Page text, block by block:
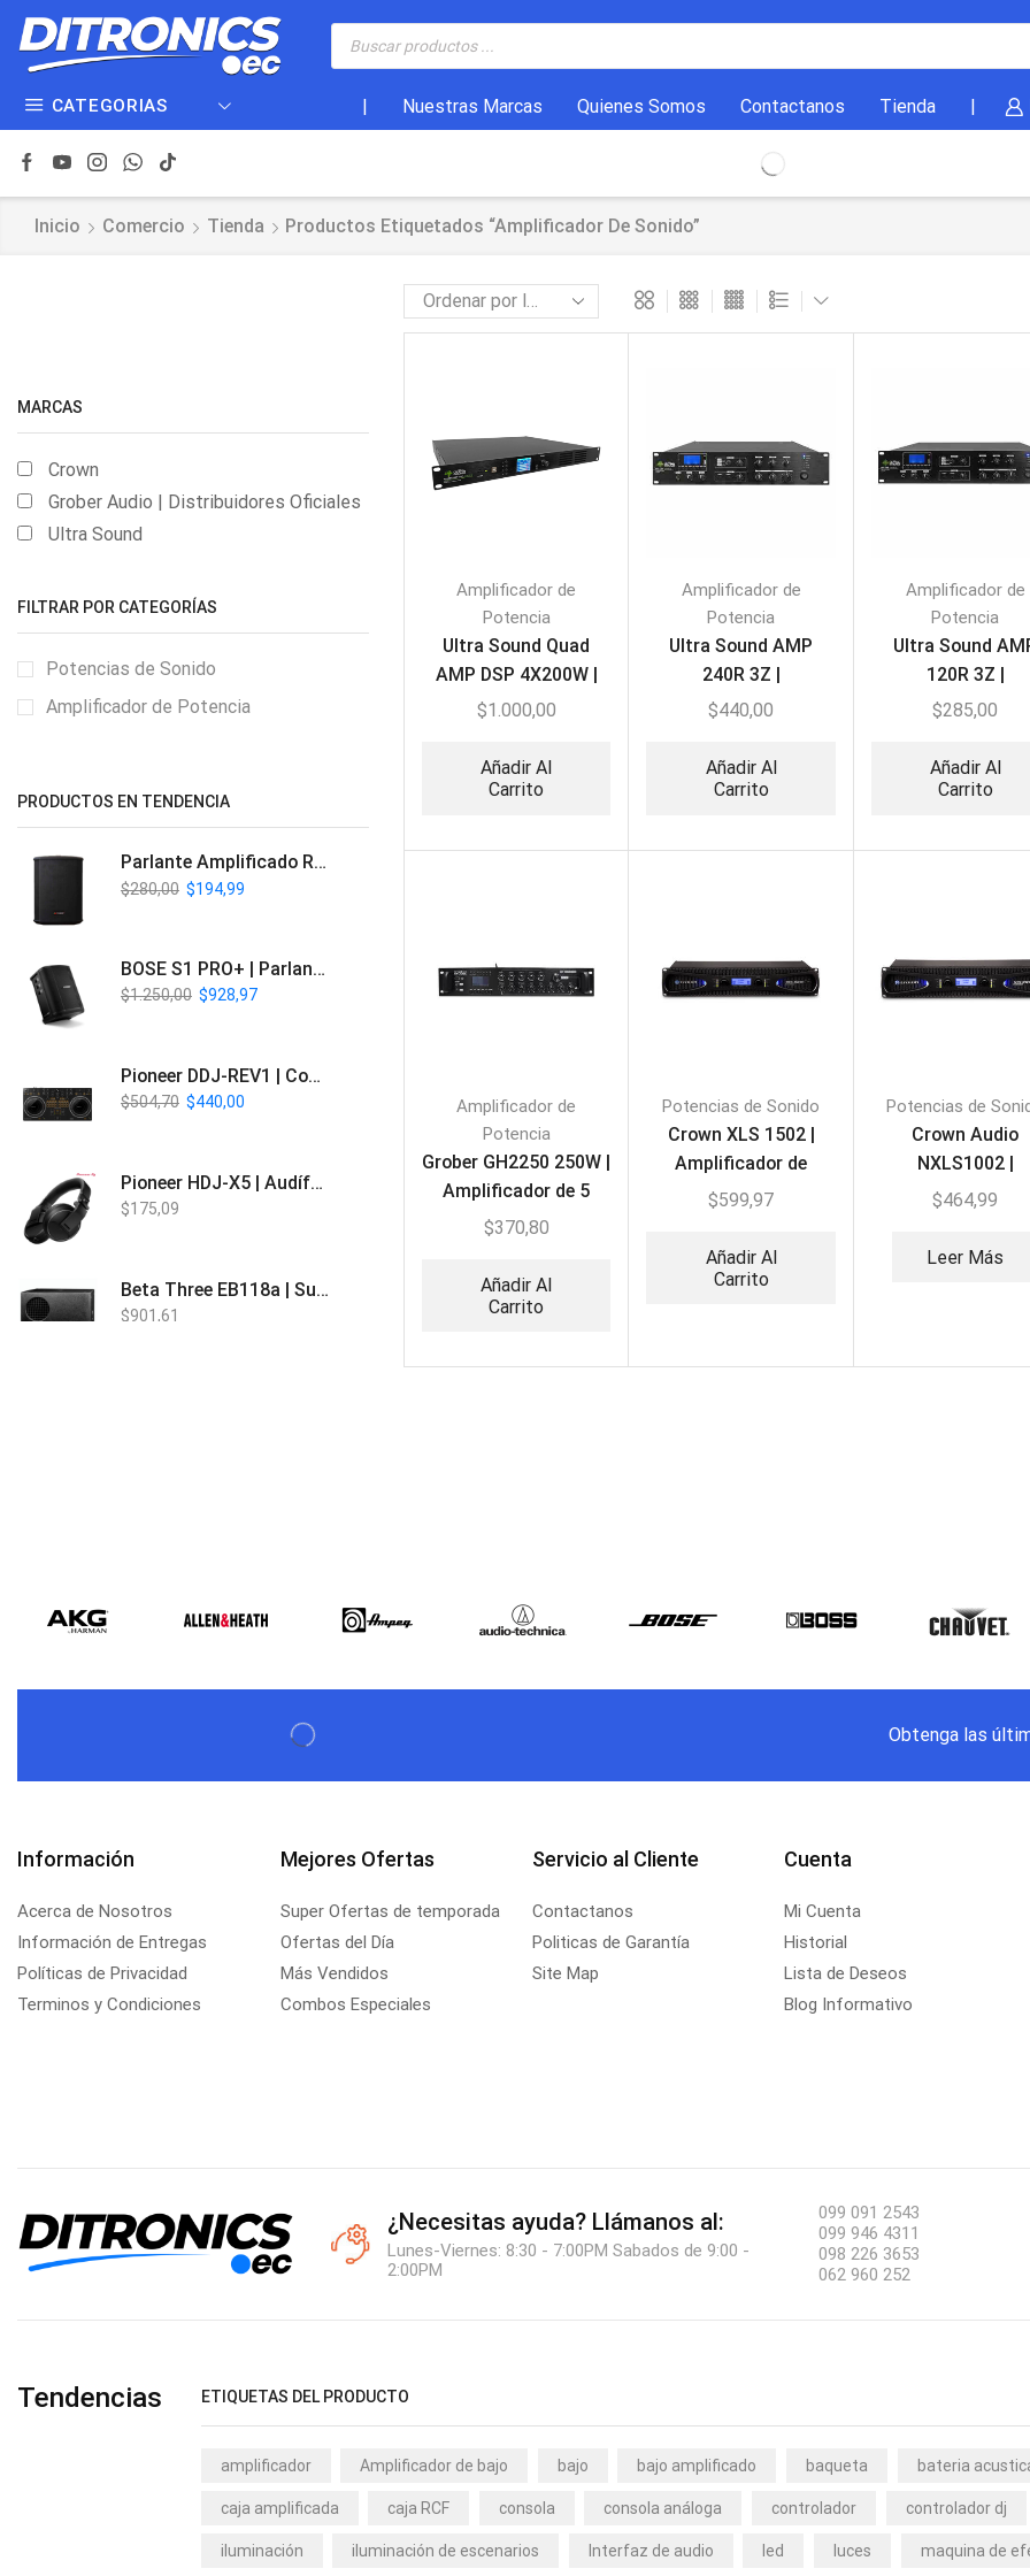
CATEGORIAS Nuestras Marcas Quienes Somos Contactanos Tienda
Inicio Comercio Tienda Productos Etiquetados “amplificador De Sonido”
Amplificador de
Potencia
Ultra Sound Quad
AMP DSP 4X200W |
Amplificador con
$1.000,00
Añadir Al
Carrito
Amplificador de
Potencia
Ultra Sound AMP
240R 3Z |
Amplificador de 3
$440,00
Añadir Al
Carrito
Amplificador de
Potencia
Ultra Sound
120R 3Z |
Amplificador de 3
$285,00
Añadir Al
Carrito
Amplificador de
Potencia
Grober GH2250 250W |
Amplificador de 5
Zonas BT/USB/FM
$370,80
Añadir Al
Carrito
Potencias de Sonido
Crown XLS 1502 |
Amplificador de
Potencia Profesional
$599,97
Añadir Al
Carrito
Potencias de
Crown Audio
NXLS1002 |
Amplificador de
$464,99
Leer Más
MARCAS
Crown
Grober Audio | Distribuidores Oficiales
Ultra Sound
FILTRAR POR CATEGORÍAS
Potencias de Sonido
Amplificador de Potencia
PRODUCTOS EN TENDENCIA
Parlante Amplificado Recargable BT | Italy Audio ITL-PRO11
$280,00 $194,99
BOSE S1 PRO+ | Parlante Profesional PA Inalámbrico
$1.250,00 $928,97
Pioneer DDJ-REV1 | Controlador DJ de 2 canales estilo Scratch
$504,70 $440,00
Pioneer HDJ-X5 | Audífonos para DJ
$175,09
Beta Three EB118a | Sub Bajo Activo
$901,61
Obtenga las
Información
Acerca de Nosotros
Información de Entregas
Políticas de Privacidad
Terminos y Condiciones
Mejores Ofertas
Super Ofertas de temporada
Ofertas del Día
Más Vendidos
Combos Especiales
Servicio al Cliente
Contactanos
Politicas de Garantía
Site Map
Cuenta
Mi Cuenta
Historial
Lista de Deseos
Blog Informativo
¿Necesitas ayuda? Llámanos al:
Lunes-Viernes: 8:30 - 7:00PM Sabados de 9:00 -
2:00PM
099 091 2543
099 946 4311
098 226 3653
062 960 252
Tendencias ETIQUETAS DEL PRODUCTO
amplificador Amplificador de bajo bajo bajo amplificado baqueta bateria
caja amplificada caja RCF consola consola análoga controlador controlador dj
iluminación iluminación de escenarios Interfaz de audio led luces maquina de